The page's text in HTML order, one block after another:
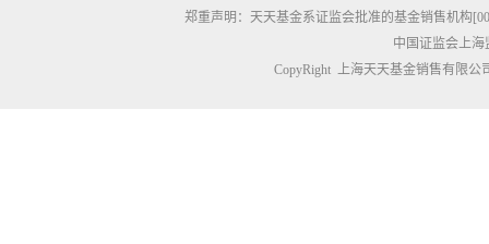
郑重声明： 天天基金系证监会批准的基金销售机构
中国证监会上
CopyRight 上海天天基金销售有限